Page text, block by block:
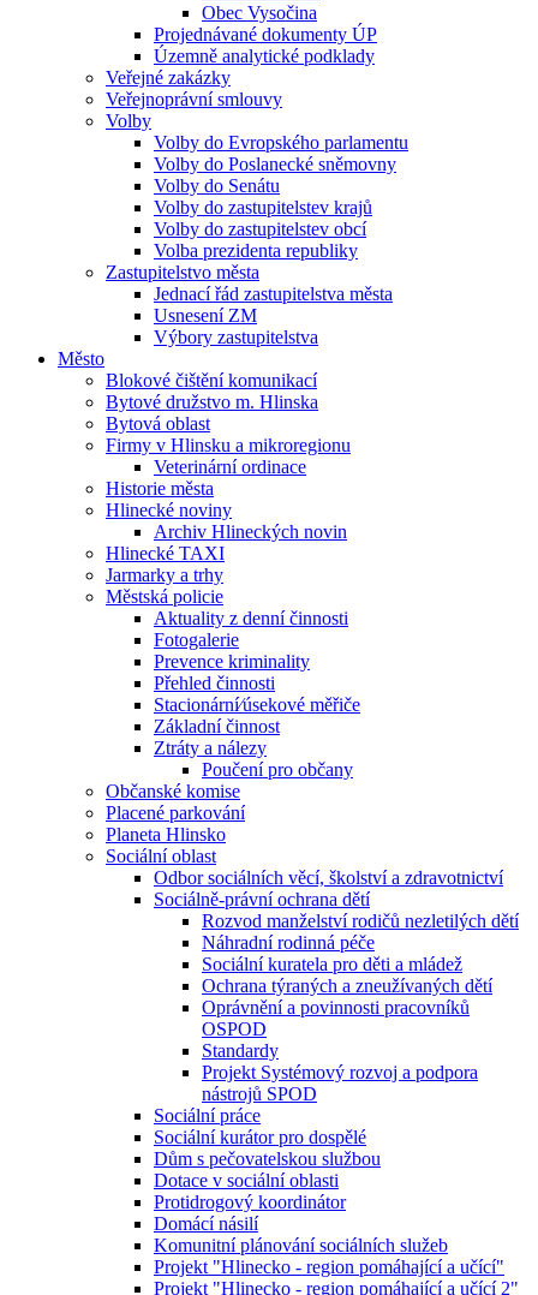
Obec Vysočina
Projednávané dokumenty ÚP
Územně analytické podklady
Veřejné zakázky
Veřejnoprávní smlouvy
Volby
Volby do Evropského parlamentu
Volby do Poslanecké sněmovny
Volby do Senátu
Volby do zastupitelstev krajů
Volby do zastupitelstev obcí
Volba prezidenta republiky
Zastupitelstvo města
Jednací řád zastupitelstva města
Usnesení ZM
Výbory zastupitelstva
Město
Blokové čištění komunikací
Bytové družstvo m. Hlinska
Bytová oblast
Firmy v Hlinsku a mikroregionu
Veterinární ordinace
Historie města
Hlinecké noviny
Archiv Hlineckých novin
Hlinecké TAXI
Jarmarky a trhy
Městská policie
Aktuality z denní činnosti
Fotogalerie
Prevence kriminality
Přehled činnosti
Stacionární⁄úsekové měřiče
Základní činnost
Ztráty a nálezy
Poučení pro občany
Občanské komise
Placené parkování
Planeta Hlinsko
Sociální oblast
Odbor sociálních věcí, školství a zdravotnictví
Sociálně-právní ochrana dětí
Rozvod manželství rodičů nezletilých dětí
Náhradní rodinná péče
Sociální kuratela pro děti a mládež
Ochrana týraných a zneužívaných dětí
Oprávnění a povinnosti pracovníků
OSPOD
Standardy
Projekt Systémový rozvoj a podpora
nástrojů SPOD
Sociální práce
Sociální kurátor pro dospělé
Dům s pečovatelskou službou
Dotace v sociální oblasti
Protidrogový koordinátor
Domácí násilí
Komunitní plánování sociálních služeb
Projekt "Hlinecko - region pomáhající a učící"
Projekt "Hlinecko - region pomáhající a učící 2"